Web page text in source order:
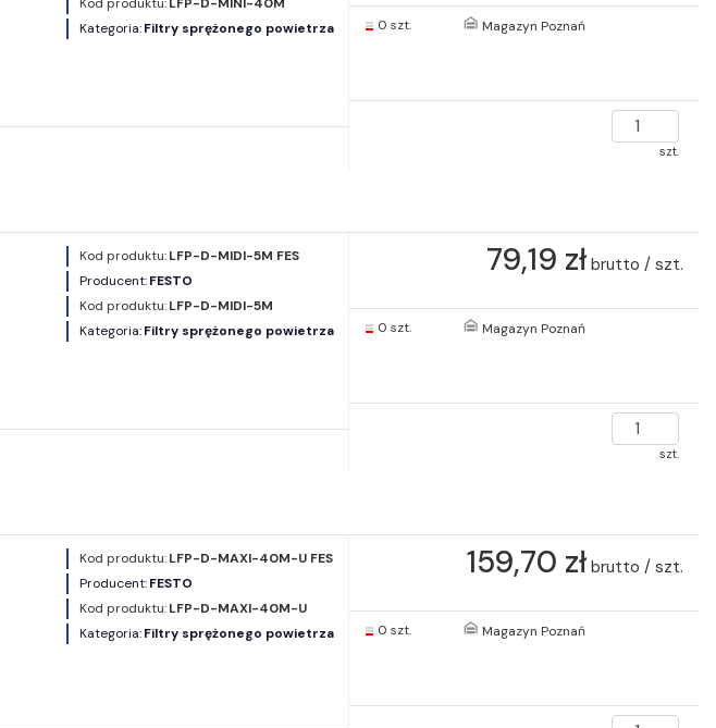
Kategoria:Filtry sprężonego powietrza 0 szt. Magazyn Poznań
szt.
Kod produktu:LFP-D-MIDI-5M FES
Producent:FESTO
Kod produktu:LFP-D-MIDI-5M
Kategoria:Filtry sprężonego powietrza
79,19 zł brutto / szt.
0 szt. Magazyn Poznań
szt.
Kod produktu:LFP-D-MAXI-40M-U FES
Producent:FESTO
Kod produktu:LFP-D-MAXI-40M-U
Kategoria:Filtry sprężonego powietrza
159,70 zł brutto / szt.
0 szt. Magazyn Poznań